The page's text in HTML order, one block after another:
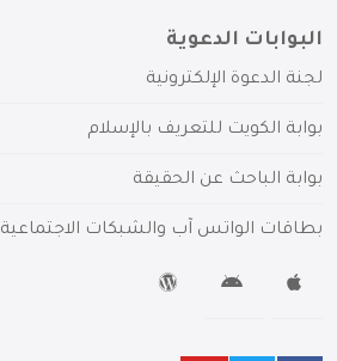
البوابات الدعوية
لجنة الدعوة الإلكترونية
بوابة الكويت للتعريف بالإسلام
بوابة الباحث عن الحقيقة
بطاقات الواتس آب والشبكات الاجتماعية